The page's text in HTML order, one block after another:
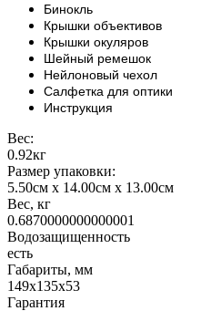
Бинокль
Крышки объективов
Крышки окуляров
Шейный ремешок
Нейлоновый чехол
Салфетка для оптики
Инструкция
Вес:
0.92кг
Размер упаковки:
5.50см x 14.00см x 13.00см
Вес, кг
0.6870000000000001
Водозащищенность
есть
Габариты, мм
149x135x53
Гарантия